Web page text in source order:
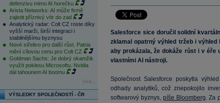
defenzivu mimo AI horečku
Arista Networks: AI může firmě
zajistit příznivý vítr do zad
Analytický radar: Colt CZ roste díky
vyšší marži, širší integraci i
stabilnějšímu byznysu
Nové střelivo pro další růst. Patria
mění cílovou cenu pro Colt CZ
Goldman Sachs: Je dobrý okamžik
využít poklesu Microsoftu. Nvidia
dál tahounem AI boomu
více...
VÝSLEDKY SPOLEČNOSTÍ - ČR
Salesforce sice doručil solidní
zklamal opatrný výhled tržeb i
aby prokázala, že dokáže růst i v
vlastními AI nástroji.
Společnost Salesforce poskytla
odhady analytiků, což znepokojilo
softwarový byznys, píše Bloomberg. Za